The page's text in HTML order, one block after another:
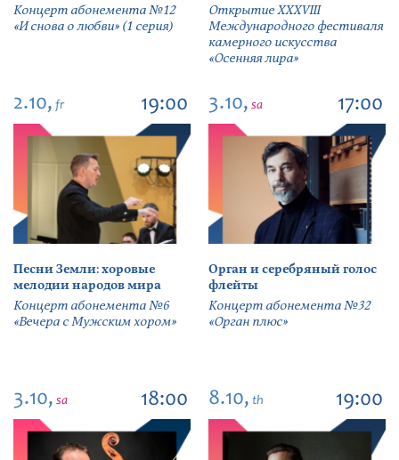
Концерт абонемента №12
«И снова о любви» (1 серия)
Открытие ХХХVIII
Международного фестиваля
камерного искусства
«Осенняя лира»
2.10, fr 19:00
Песни Земли: хоровые
мелодии народов мира
Концерт абонемента №6
«Вечера с Мужским хором»
3.10, sa 17:00
Орган и серебряный голос
флейты
Концерт абонемента №32
«Орган плюс»
3.10, sa 18:00 8.10, th 19:00